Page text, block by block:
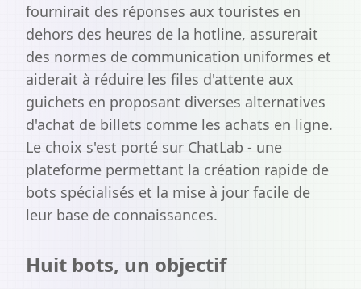
fournirait des réponses aux touristes en
dehors des heures de la hotline, assurerait
des normes de communication uniformes et
aiderait à réduire les files d'attente aux
guichets en proposant diverses alternatives
d'achat de billets comme les achats en ligne.
Le choix s'est porté sur ChatLab - une
plateforme permettant la création rapide de
bots spécialisés et la mise à jour facile de
leur base de connaissances.
Huit bots, un objectif